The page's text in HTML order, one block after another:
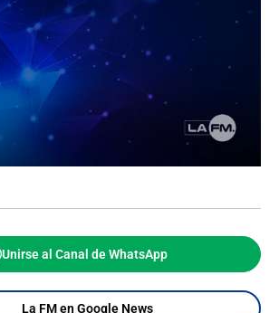
Unirse al Canal de WhatsApp
La FM en Google News